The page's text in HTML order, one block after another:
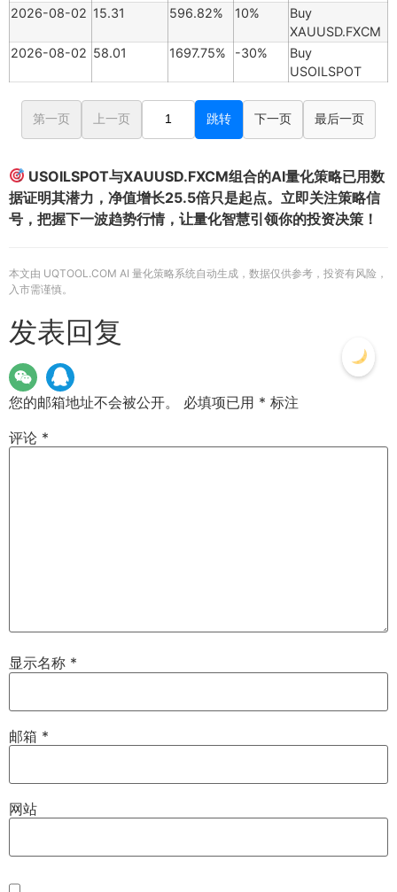
2026-08-02 15.31 596.82% 10%
Buy
XAUUSD.FXCM
2026-08-02 58.01 1697.75% -30%
Buy
USOILSPOT
第一页 上一页 跳转 下一页 最后一页
USOILSPOT与XAUUSD.FXCM组合的AI量化策略已用数
据证明其潜力，净值增长25.5倍只是起点。立即关注策略信
号，把握下一波趋势行情，让量化智慧引领你的投资决策！
本文由 UQTOOL.COM AI 量化策略系统自动生成，数据仅供参考，投资有风险，
入市需谨慎。
发表回复
您的邮箱地址不会被公开。 必填项已用 * 标注
评论 *
显示名称 *
邮箱 *
网站